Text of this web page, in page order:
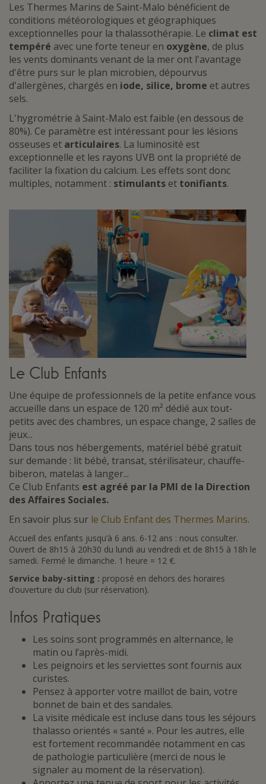
Les Thermes Marins de Saint-Malo bénéficient de
conditions météorologiques et géographiques
exceptionnelles pour la thalassothérapie. Le climat est
tempéré avec une forte teneur en oxygène, de plus
les vents dominants venant de la mer ont l'avantage
d'être purs sur le plan microbien, dépourvus
d'allergènes, chargés en iode, silice, brome et autres
sels.
L'hygrométrie à Saint-Malo est faible (en dessous de
80%). Ce paramètre est intéressant pour les lésions
osseuses et articulaires. La luminosité est
exceptionnelle et les rayons UVB ont la propriété de
faciliter la fixation du calcium. Les effets sont donc
multiples, notamment : stimulants et tonifiants.
Le Club Enfants
Une équipe de professionnels de la petite enfance vous
accueille dans un espace de 120 m² dédié aux tout-
petits avec des chambres, un espace change, 2 salles de
jeux...
Dans tous nos hébergements, matériel bébé gratuit
sur demande : lit bébé, transat, stérilisateur, chauffe-
biberon, matelas à langer...
Ce Club Enfants est agréé par la PMI de la Direction
des Affaires Sociales.
En savoir plus sur le Club Enfant des Thermes Marins.
Accueil des enfants jusqu’à 6 ans. 6-12 ans : nous consulter.
Ouvert de 8h15 à 20h30 du lundi au vendredi et de 8h15 à 18h le
samedi. Fermé le dimanche. 1 heure = 12 €.
Service baby-sitting : proposé en dehors des horaires
d’ouverture du club (sur réservation).
Infos Pratiques
Les soins sont programmés en alternance, le
matin ou l’après-midi.
Les peignoirs et les serviettes sont fournis aux
curistes.
Pensez à apporter votre maillot de bain, votre
bonnet de bain et des sandales.
La visite médicale est incluse dans tous les séjours
thalasso orientés « santé ». Pour les autres, elle
est fortement recommandée notamment en cas
de pathologie particulière (merci de nous le
signaler au moment de la réservation).